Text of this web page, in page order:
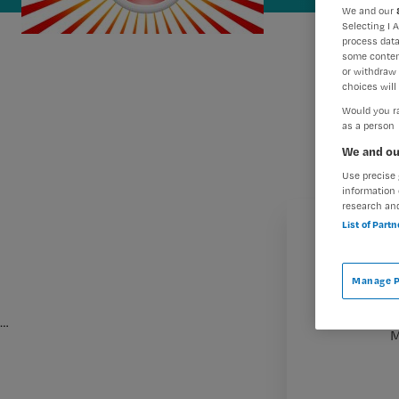
…
We and our
Selecting I
process
some
or withdraw
choices will
Would you
as a person
We and
Use
information
research
List of
Manage